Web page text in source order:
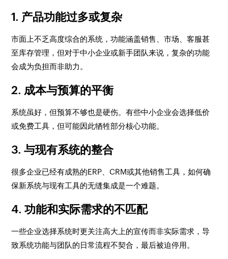
1. 产品功能过多或复杂
市面上不乏高度综合的系统，功能涵盖销售、市场、客服甚
至库存管理，但对于中小企业或新手团队来说，复杂的功能
会成为负担而非助力。
2. 成本与预算的平衡
系统虽好，但预算不够也是硬伤。有些中小企业会选择低价
或免费工具，但可能因此牺牲部分核心功能。
3. 与现有系统的整合
很多企业已经有成熟的ERP、CRM或其他销售工具，如何确
保新系统与现有工具的无缝集成是一个难题。
4. 功能和实际需求的不匹配
一些企业选择系统时更关注高大上的宣传而非实际需求，导
致系统功能与团队的日常流程不契合，最后被迫停用。